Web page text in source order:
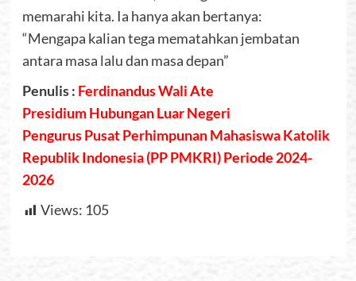
memarahi kita. Ia hanya akan bertanya:
“Mengapa kalian tega mematahkan jembatan
antara masa lalu dan masa depan”
Penulis : Ferdinandus Wali Ate
Presidium Hubungan Luar Negeri
Pengurus Pusat Perhimpunan Mahasiswa Katolik
Republik Indonesia (PP PMKRI) Periode 2024-
2026
Views: 105